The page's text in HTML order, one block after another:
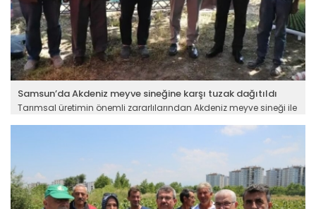
Samsun’da Akdeniz meyve sineğine karşı tuzak dağıtıldı
Tarımsal üretimin önemli zararlılarından Akdeniz meyve sineği ile
tuzakların nasıl kullanılacağına dair de çiftçiler bilgilendirildi.